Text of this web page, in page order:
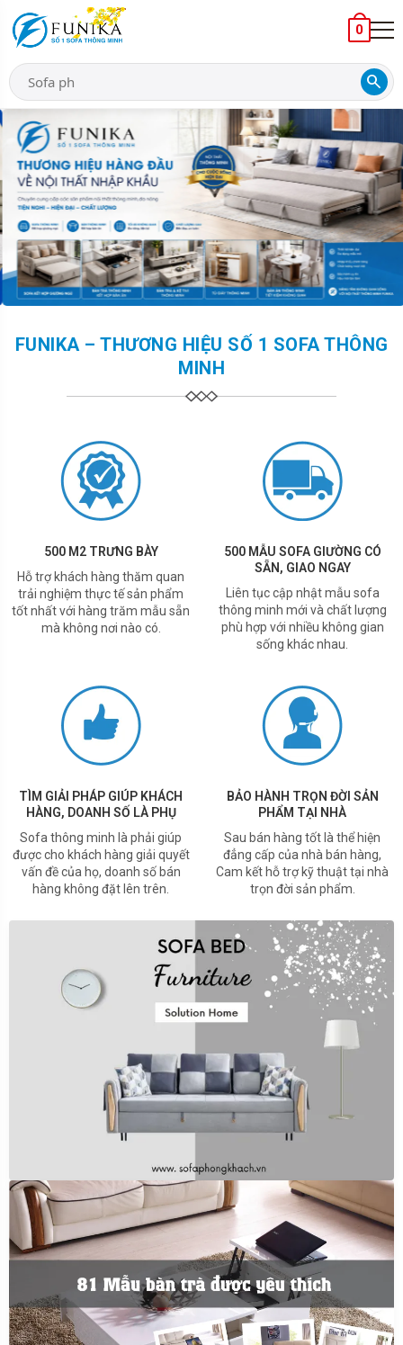
search
0
FUNIKA – THƯƠNG HIỆU SỐ 1 SOFA THÔNG
MINH
500 M2 TRƯNG BÀY
Hỗ trợ khách hàng thăm quan
trải nghiệm thực tế sản phẩm
tốt nhất với hàng trăm mẫu sẵn
mà không nơi nào có.
500 MẪU SOFA GIƯỜNG CÓ
SẴN, GIAO NGAY
Liên tục cập nhật mẫu sofa
thông minh mới và chất lượng
phù hợp với nhiều không gian
sống khác nhau.
TÌM GIẢI PHÁP GIÚP KHÁCH
HÀNG, DOANH SỐ LÀ PHỤ
Sofa thông minh là phải giúp
được cho khách hàng giải quyết
vấn đề của họ, doanh số bán
hàng không đặt lên trên.
BẢO HÀNH TRỌN ĐỜI SẢN
PHẨM TẠI NHÀ
Sau bán hàng tốt là thể hiện
đẳng cấp của nhà bán hàng,
Cam kết hỗ trợ kỹ thuật tại nhà
trọn đời sản phẩm.